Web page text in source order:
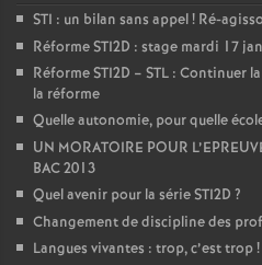
STI : un bilan sans appel! Ré-
Réforme STI2D : stage mardi 17
Réforme STI2D – STL : Continuer
la réforme
Quelle autonomie, pour quelle
UN MORATOIRE POUR
BAC 2013
Quel avenir pour la série STI2D ?
Changement de discipline des
Langues vivantes : trop, c’est trop!